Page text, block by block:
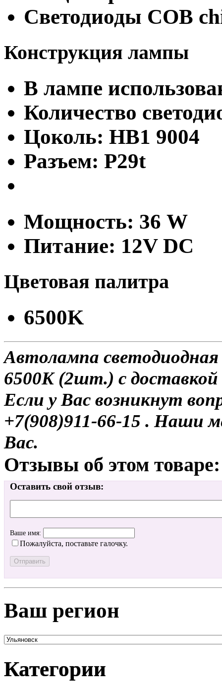
Светодиоды COB
Конструкция лампы
В лампе
Количество
Цоколь: HB1 9004
Разъем: P29t
Мощность: 36 W
Питание: 12V DC
Цветовая палитра
6500K
Автолампа
6500K (2шт.) с доставкой
Если у Вас возникнут
+7(908)911-66-15 . Наши
Вас.
Отзывы об этом товаре:
Оставить свой отзыв:
Ваше имя:
Пожалуйста, поставьте галочку.
Ваш регион
Категории